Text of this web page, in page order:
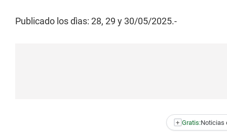
Publicado los dìas: 28, 29 y 30/05/2025.-
+ Gratis:Noticias